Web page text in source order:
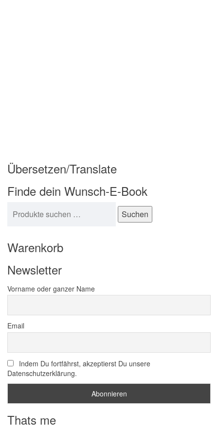
Übersetzen/Translate
Finde dein Wunsch-E-Book
Suchen
Warenkorb
Newsletter
Vorname oder ganzer Name
Email
Indem Du fortfährst, akzeptierst Du unsere
Datenschutzerklärung.
Thats me